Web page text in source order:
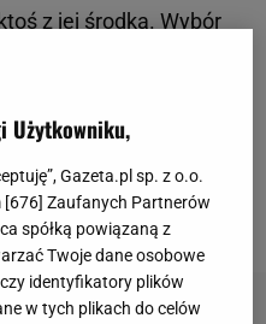
z jej środka. Wybór
"Największy po
Jeśli dziś klub
jego dyrektor
zasługi.
Użytkowniku,
Gazeta.pl sp. z o.o.
[676] Zaufanych Partnerów
spółką powiązaną z
Twoje dane osobowe
identyfikatory plików
w tych plikach do celów